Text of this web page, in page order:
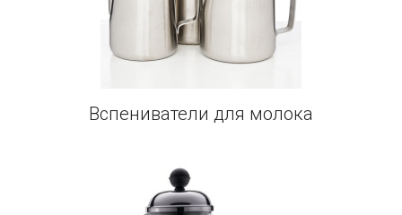
Вспениватели для молока